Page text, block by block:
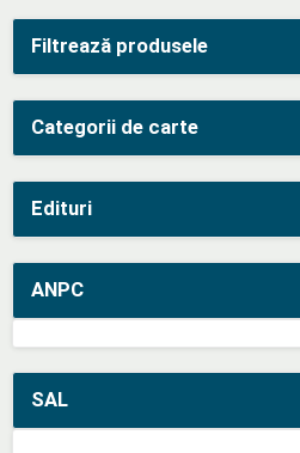
Filtrează produsele
Categorii de carte
Edituri
ANPC
SAL